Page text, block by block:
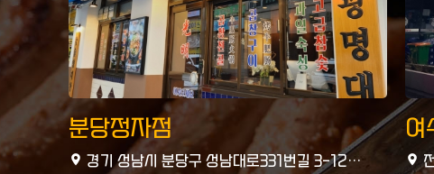
분당정자점
경기 성남시 분당구 성남대로331번길 3-12
여